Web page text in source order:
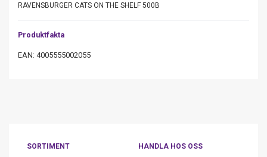
RAVENSBURGER CATS ON THE SHELF 500B
Produktfakta
EAN: 4005555002055
SORTIMENT HANDLA HOS OSS